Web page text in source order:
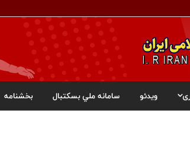
ویدئو سامانه ملي بسکتبال بخشنامه